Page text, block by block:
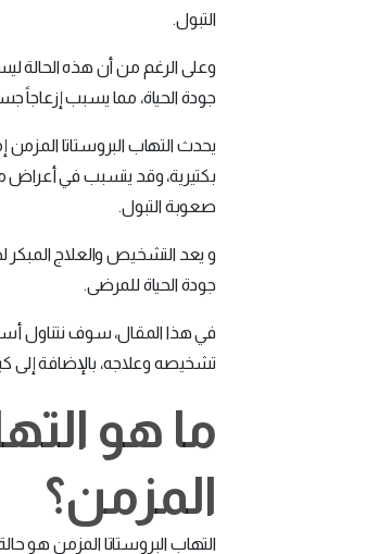
التبول.
وعلى الرغم من أن هذه الحالة
جودة الحياة، مما يسبب إزعاجاً
يحدث التهاب البروستاتا
بكتيرية، وقد يتسبب في
صعوبة التبول.
و يعد التشخيص والعلاج المبكر
جودة الحياة للمرضى.
في هذا المقال، سوف نتناول
تشخيصه وعلاجه، بالإضافة إلى
ما هو
المزمن؟
التهاب البروستاتا المزمن هو